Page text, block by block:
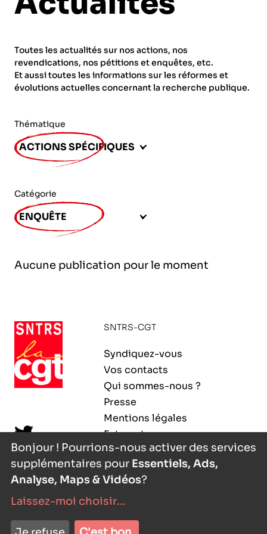
Fonction publique
Actions spécifiques
ORGANISMES
CNRS – Centre national de la recherche
scientifique
INRIA - Institut national de recherche en
INSERM – Institut national de la santé et de la
recherche médicale
développement
INED – Institut national d’études
démographiques
l’exploitation de la mer
AGENDA
PUBLICATIONS
ADHÉRER
Toutes les actualités sur nos actions, nos
revendications, nos pétitions et enquêtes, etc.
Et aussi toutes les informations sur les réformes et
évolutions actuelles concernant la recherche publique.
Thématique
ACTIONS SPÉCIFIQUES
Catégorie
ENQUÊTE
Aucune publication pour le moment
SNTRS-CGT
Syndiquez-vous
Vos contacts
Qui sommes-nous ?
Presse
Mentions légales
Extranet
- agence digitale
Bonjour ! Pourrions-nous activer des services
supplémentaires pour Essentiels, Ads,
Analyse, Maps & Vidéos?
Laissez-moi choisir...